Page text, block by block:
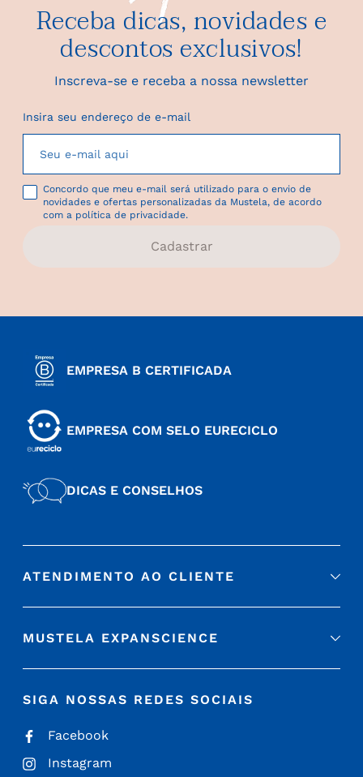
Receba dicas, novidades e
descontos exclusivos!
Inscreva-se e receba a nossa newsletter
Insira seu endereço de e-mail
Concordo que meu e-mail será utilizado para o envio de
novidades e ofertas personalizadas da Mustela, de acordo
com a política de privacidade.
Cadastrar
EMPRESA B CERTIFICADA
EMPRESA COM SELO EURECICLO
DICAS E CONSELHOS
ATENDIMENTO AO CLIENTE
MUSTELA EXPANSCIENCE
SIGA NOSSAS REDES SOCIAIS
Facebook
Instagram